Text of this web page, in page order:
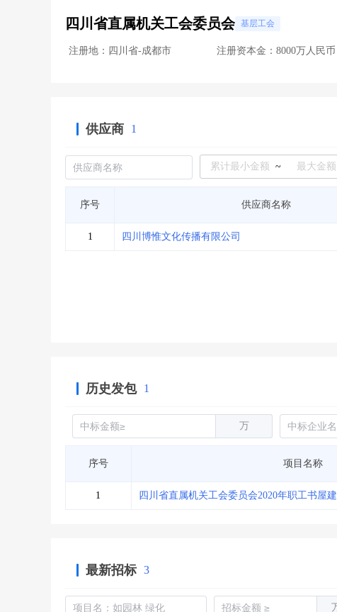
四川省直属机关工会委员会 基层工会
注册地：四川省-成都市 注册资本金：8000万人民币
供应商 1
~
序号 供应商名称
1 四川博惟文化传播有限公司
历史发包 1
万
序号 项目名称
1 四川省直属机关工会委员会2020年职工书屋
最新招标 3